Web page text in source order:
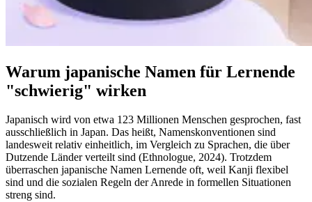
Warum japanische Namen für Lernende
"schwierig" wirken
Japanisch wird von etwa 123 Millionen Menschen gesprochen, fast
ausschließlich in Japan. Das heißt, Namenskonventionen sind
landesweit relativ einheitlich, im Vergleich zu Sprachen, die über
Dutzende Länder verteilt sind (Ethnologue, 2024). Trotzdem
überraschen japanische Namen Lernende oft, weil Kanji flexibel
sind und die sozialen Regeln der Anrede in formellen Situationen
streng sind.